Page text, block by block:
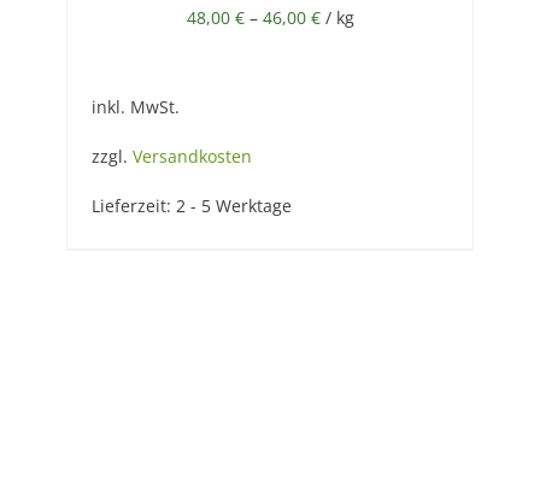
48,00 €– 46,00 €/ kg
inkl. MwSt.
zzgl. Versandkosten
Lieferzeit: 2 - 5 Werktage